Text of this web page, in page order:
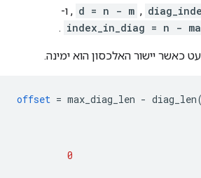
d = n - m ,
, ו-
index_in_diag = n -
.
כאשר יישור האלכסון הוא ימינה.
offset = max_diag_len - diag_len(
0